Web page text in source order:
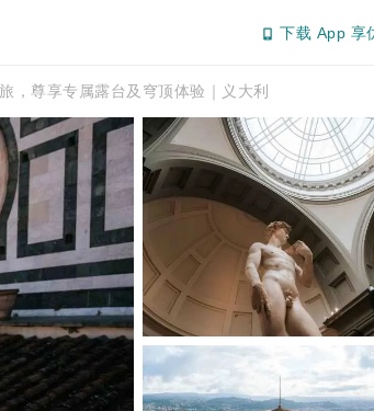
下载 App 享
，尊享专属露台及穹顶体验｜义大利